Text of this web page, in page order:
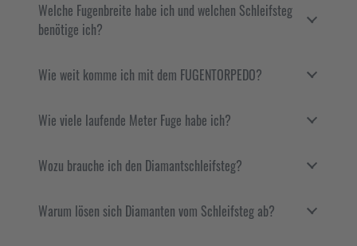
Welche Fugenbreite habe ich und welchen Schleifsteg
benötige ich?
Wie weit komme ich mit dem FUGENTORPEDO?
Wie viele laufende Meter Fuge habe ich?
Wozu brauche ich den Diamantschleifsteg?
Warum lösen sich Diamanten vom Schleifsteg ab?